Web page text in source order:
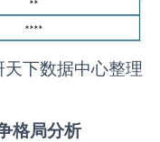
下数据中心整理
格局分析